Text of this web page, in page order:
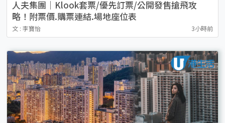
人夫集團｜Klook套票/優先訂票/公開發售搶飛攻
略！附票價.購票連結.場地座位表
文 : 李寶怡 3小時前